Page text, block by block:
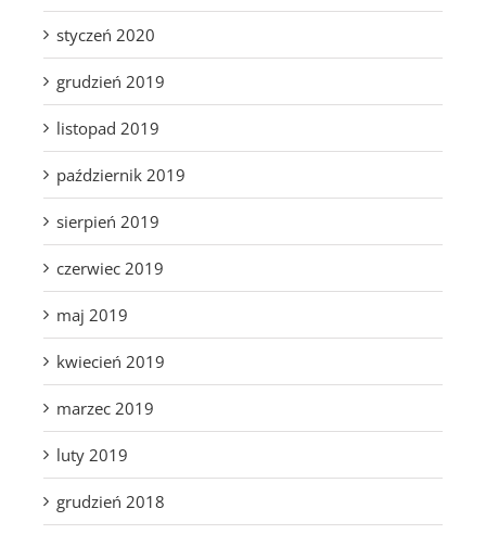
styczeń 2020
grudzień 2019
listopad 2019
październik 2019
sierpień 2019
czerwiec 2019
maj 2019
kwiecień 2019
marzec 2019
luty 2019
grudzień 2018